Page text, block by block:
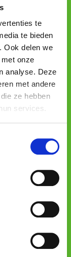
te
te bieden
Ook delen we
onze
analyse. Deze
met andere
ze hebben
services.